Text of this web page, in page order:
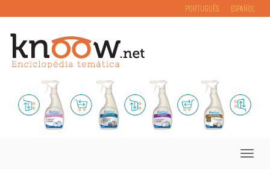
PORTUGUÊS ESPAÑOL
Toggle